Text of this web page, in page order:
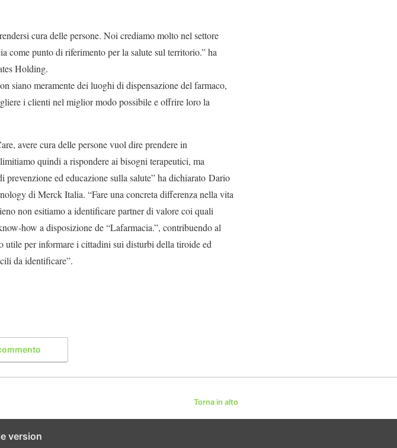
cura delle persone. Noi crediamo molto nel settore
come punto di riferimento per la salute sul territorio.” ha
Holding.
siano meramente dei luoghi di dispensazione del farmaco,
i clienti nel miglior modo possibile e offrire loro la
avere cura delle persone vuol dire prendere in
quindi a rispondere ai bisogni terapeutici, ma
ed educazione sulla salute” ha dichiarato Dario
di Merck Italia. “Fare una concreta differenza nella vita
non esitiamo a identificare partner di valore coi quali
how a disposizione de “Lafarmacia.”, contribuendo al
utile per informare i cittadini sui disturbi della tiroide ed
da identificare”.
Torna in alto
version